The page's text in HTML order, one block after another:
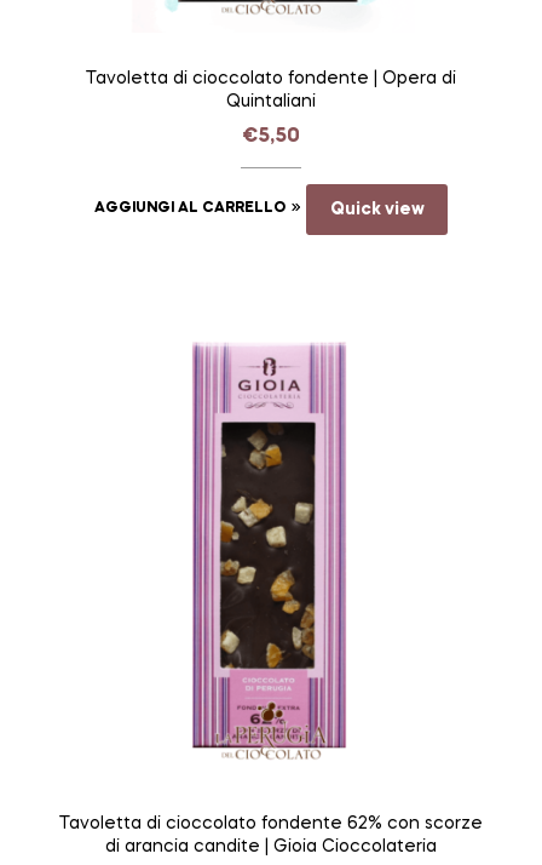
Tavoletta di cioccolato fondente | Opera di
Quintaliani
€5,50
AGGIUNGI AL CARRELLO Quick view
Tavoletta di cioccolato fondente 62% con scorze
di arancia candite | Gioia Cioccolateria